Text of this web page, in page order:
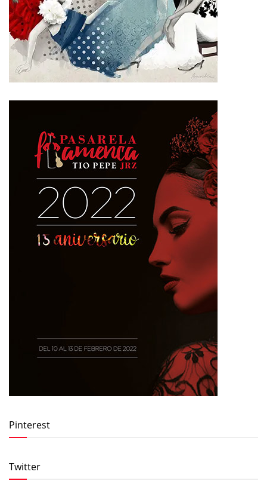
Pinterest
Twitter